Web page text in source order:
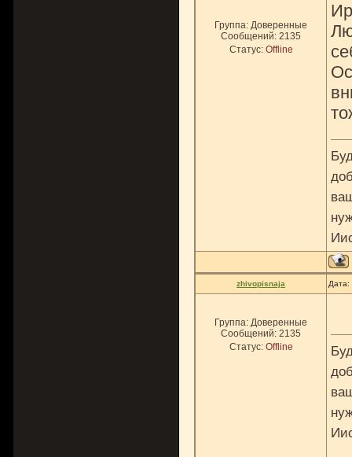
Группа: Доверенные
Сообщений: 2135
Статус: Offline
zhivopisnaja Дата:
Группа: Доверенные
Сообщений: 2135
Статус: Offline